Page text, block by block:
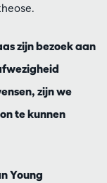
zijn bezoek aan
zijn we
te kunnen
Young